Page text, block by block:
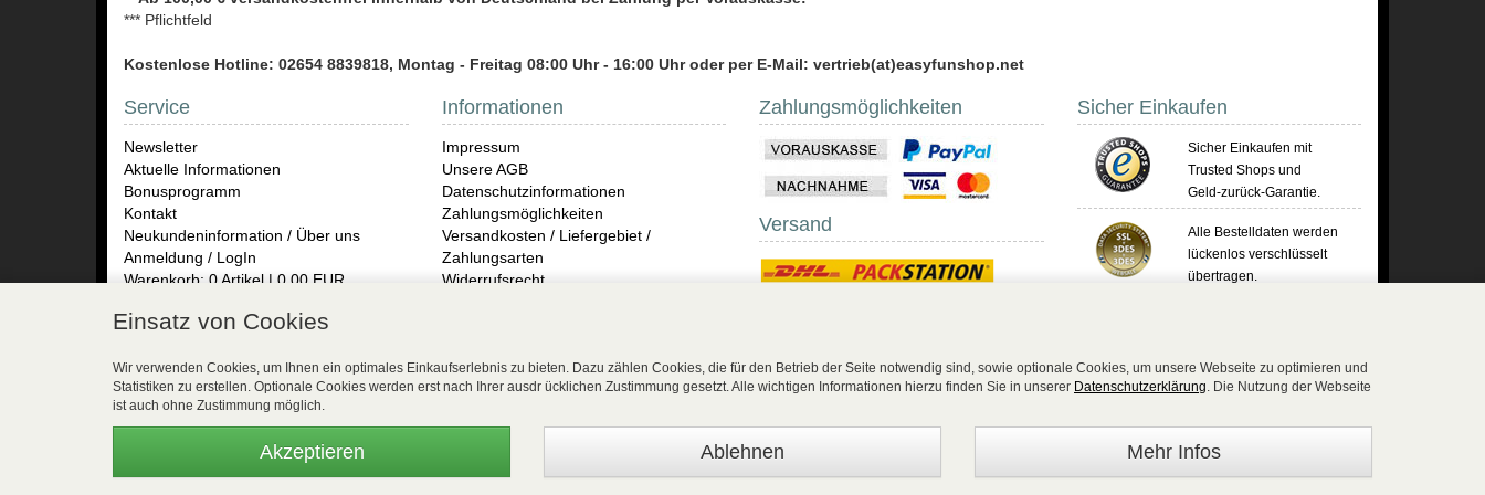
*** Pflichtfeld
Kostenlose Hotline: 02654 8839818, Montag - Freitag 08:00 Uhr - 16:00 Uhr oder per E-Mail: vertrieb(at)easyfunshop.net
Service
Newsletter
Aktuelle Informationen
Bonusprogramm
Kontakt
Neukundeninformation / Über uns
Anmeldung / LogIn
Warenkorb: 0 Artikel | 0,00 EUR
Informationen
Impressum
Unsere AGB
Datenschutzinformationen
Zahlungsmöglichkeiten
Versandkosten / Liefergebiet /
Zahlungsarten
Widerrufsrecht
Presse
Zahlungsmöglichkeiten
Versand
Sicher Einkaufen
Sicher Einkaufen mit
Trusted Shops und
Geld-zurück-Garantie.
Alle Bestelldaten werden
lückenlos verschlüsselt
übertragen.
WEBSALE Shopsystem- © Alle Rechte vorbehalten | EasyFunShop - August-Horch-Straße 9 - D-56751 Polch - Tel: +49 (0)2654 8839818 - Fax: 02654 883 9820 -
www.easyfunshop.net - vertrieb(at)easyfunshop.net
Einsatz von Cookies
Wir verwenden Cookies, um Ihnen ein optimales Einkaufserlebnis zu bieten. Dazu zählen Cookies, die für den Betrieb der Seite notwendig sind, sowie optionale Cookies, um unsere Webseite zu optimieren und
Statistiken zu erstellen. Optionale Cookies werden erst nach Ihrer ausdr ücklichen Zustimmung gesetzt. Alle wichtigen Informationen hierzu finden Sie in unserer Datenschutzerklärung. Die Nutzung der Webseite
ist auch ohne Zustimmung möglich.
Akzeptieren Mehr Infos